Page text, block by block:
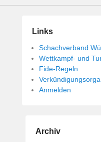
Links
Schachverband
Wettkampf- und
Fide-Regeln
Anmelden
Archiv